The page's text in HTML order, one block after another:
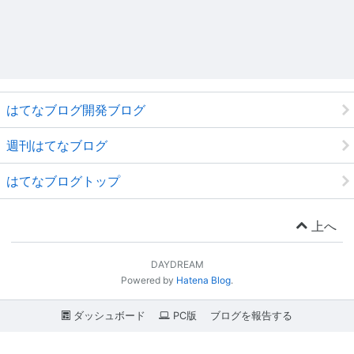
はてなブログ開発ブログ
週刊はてなブログ
はてなブログトップ
上へ
DAYDREAM
Powered by Hatena Blog.
ダッシュボード PC版 ブログを報告する